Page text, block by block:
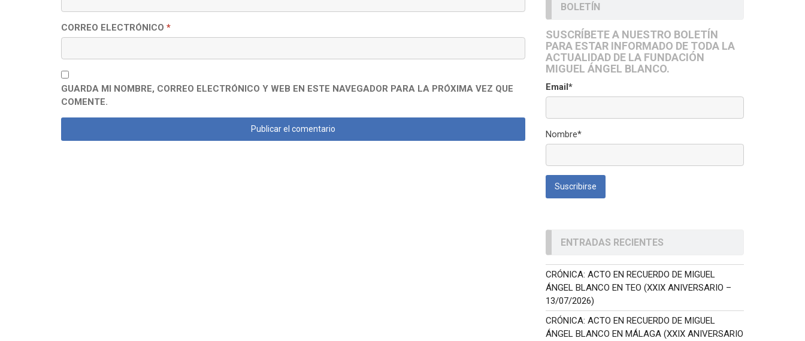
CORREO ELECTRÓNICO *
GUARDA MI NOMBRE, CORREO ELECTRÓNICO Y WEB EN ESTE NAVEGADOR PARA LA PRÓXIMA VEZ QUE
COMENTE.
BOLETÍN
SUSCRÍBETE A NUESTRO BOLETÍN
PARA ESTAR INFORMADO DE TODA LA
ACTUALIDAD DE LA FUNDACIÓN
MIGUEL ÁNGEL BLANCO.
Email*
Nombre*
ENTRADAS RECIENTES
CRÓNICA: ACTO EN RECUERDO DE MIGUEL
ÁNGEL BLANCO EN TEO (XXIX ANIVERSARIO –
13/07/2026)
CRÓNICA: ACTO EN RECUERDO DE MIGUEL
ÁNGEL BLANCO EN MÁLAGA (XXIX ANIVERSARIO